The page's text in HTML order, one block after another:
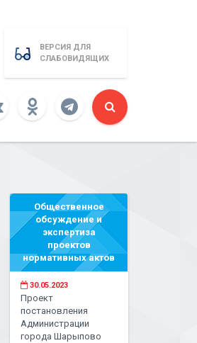
ВЕРСИЯ ДЛЯ
СЛАБОВИДЯЩИХ
Общественное
обсуждение и
экспертиза
проектов
нормативных актов
30.05.2023
Проект
постановления
Администрации
города Шарыпово